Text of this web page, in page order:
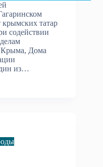
крымских татар
содействии
Дома
из…